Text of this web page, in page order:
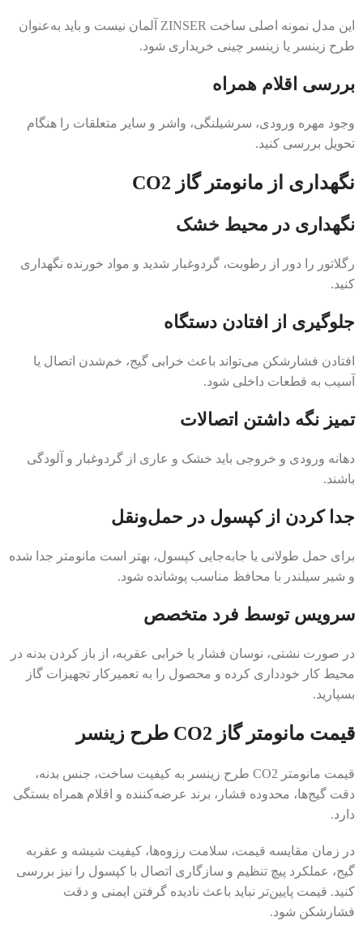
این مدل نمونه اصلی ساخت ZINSER آلمان نیست و باید به‌عنوان
طرح زینسر یا زینسر چینی خریداری شود.
بررسی اقلام همراه
وجود مهره ورودی، سرشیلنگی، واشر و سایر متعلقات را هنگام
تحویل بررسی کنید.
نگهداری از مانومتر گاز CO2
نگهداری در محیط خشک
رگلاتور را دور از رطوبت، گردوغبار شدید و مواد خورنده نگهداری
کنید.
جلوگیری از افتادن دستگاه
افتادن فشارشکن می‌تواند باعث خرابی گیج، خم‌شدن اتصال یا
آسیب به قطعات داخلی شود.
تمیز نگه داشتن اتصالات
دهانه ورودی و خروجی باید خشک و عاری از گردوغبار و آلودگی
باشند.
جدا کردن از کپسول در حمل‌ونقل
برای حمل طولانی یا جابه‌جایی کپسول، بهتر است مانومتر جدا شده
و شیر سیلندر با محافظ مناسب پوشانده شود.
سرویس توسط فرد متخصص
در صورت نشتی، نوسان فشار یا خرابی عقربه، از باز کردن بدنه در
محیط کار خودداری کرده و محصول را به تعمیرکار تجهیزات گاز
بسپارید.
قیمت مانومتر گاز CO2 طرح زینسر
قیمت مانومتر CO2 طرح زینسر به کیفیت ساخت، جنس بدنه،
دقت گیج‌ها، محدوده فشار، برند عرضه‌کننده و اقلام همراه بستگی
دارد.
در زمان مقایسه قیمت، سلامت رزوه‌ها، کیفیت شیشه و عقربه
گیج، عملکرد پیچ تنظیم و سازگاری اتصال با کپسول را نیز بررسی
کنید. قیمت پایین‌تر نباید باعث نادیده گرفتن ایمنی و دقت
فشارشکن شود.